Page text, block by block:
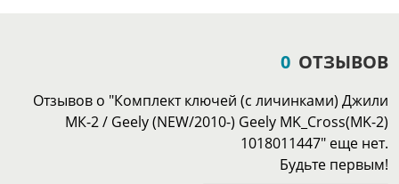
0 ОТЗЫВОВ
Отзывов о "Комплект ключей (с личинками) Джили
МК-2 / Geely (NEW/2010-) Geely MK_Cross(MK-2)
1018011447" еще нет.
Будьте первым!